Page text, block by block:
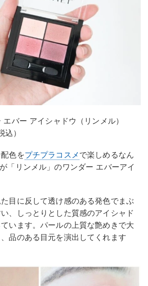
バー アイシャドウ（リンメル）
）
色をプチプラコスメ で楽しめるなん
「リンメル」のワンダー エバーアイ
目に反して透け感のある発色でまぶ
、しっとりとした質感のアイシャド
います。パールの上質な艶めきで大
品のある目元を演出してくれます